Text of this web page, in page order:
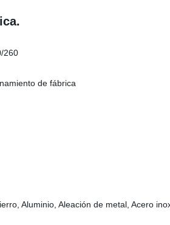
260
de fábrica
Aluminio, Aleación de metal, Acero